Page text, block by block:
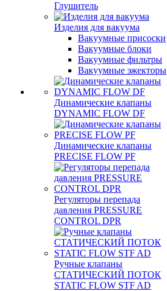
Глушитель
Изделия для вакуума
Вакуумные присоски
Вакуумные блоки
Вакуумные фильтры
Вакуумные эжекторы
Динамические клапаны
DYNAMIC FLOW DF
Динамические клапаны
PRECISE FLOW PF
Регуляторы перепада
давления PRESSURE
CONTROL DPR
Ручные клапаны
СТАТИЧЕСКИЙ ПОТОК
STATIC FLOW STF AD